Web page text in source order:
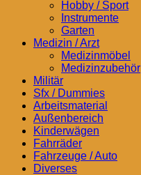
Hobby / Sport
Instrumente
Garten
Medizin / Arzt
Medizinmöbel
Medizinzubehör
Militär
Sfx / Dummies
Arbeitsmaterial
Außenbereich
Kinderwägen
Fahrräder
Fahrzeuge / Auto
Diverses